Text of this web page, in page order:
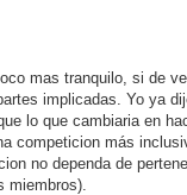
mas tranquilo, si de
implicadas. Yo ya
lo que cambiaria en
competicion más
no dependa de
miembros).